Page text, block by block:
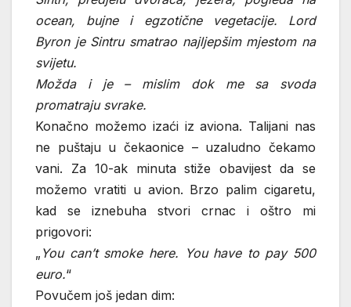
ocean, bujne i egzotične vegetacije. Lord
Byron je Sintru smatrao najljepšim mjestom na
svijetu.
Možda i je – mislim dok me sa svoda
promatraju svrake.
Konačno možemo izaći iz aviona. Talijani nas
ne puštaju u čekaonice – uzaludno čekamo
vani. Za 10-ak minuta stiže obavijest da se
možemo vratiti u avion. Brzo palim cigaretu,
kad se iznebuha stvori crnac i oštro mi
prigovori:
„ You can’t smoke here. You have to pay 500
euro.“
Povučem još jedan dim: